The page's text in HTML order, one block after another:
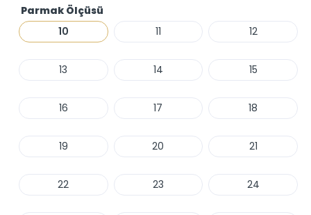
Parmak Ölçüsü
10
11 12
13 14 15
16 17 18
19 20 21
22 23 24